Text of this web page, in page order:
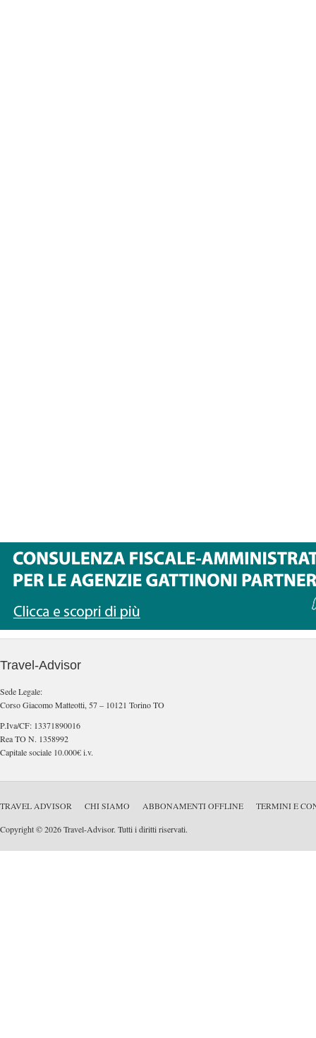
Travel-Advisor
Sede Legale:
Corso Giacomo Matteotti, 57 – 10121 Torino TO
P.Iva/CF: 13371890016
Rea TO N. 1358992
Capitale sociale 10.000€ i.v.
TRAVEL ADVISOR CHI SIAMO ABBONAMENTI OFFLINE TERMINI E
Copyright © 2026 Travel-Advisor. Tutti i diritti riservati.